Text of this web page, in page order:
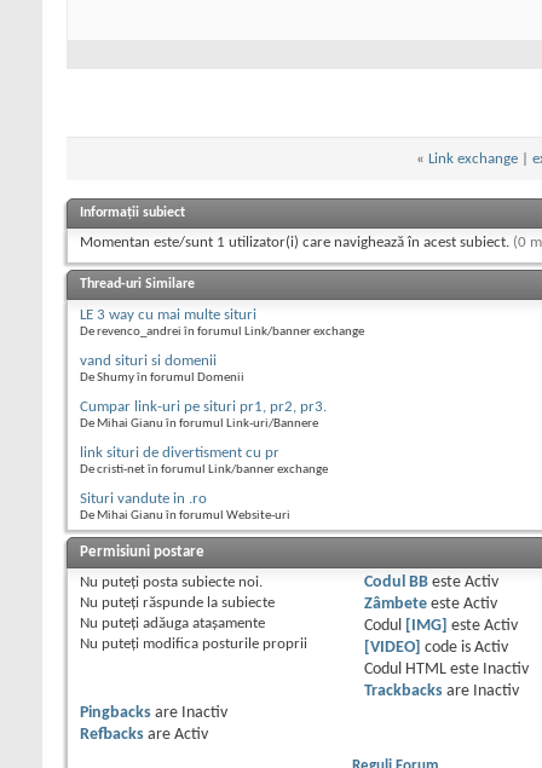
« Link exchange
Informații subiect
Momentan este/sunt 1 utilizator(i) care navighează în acest subiect. (0
Thread-uri Similare
LE 3 way cu mai multe situri
De revenco_andrei în forumul Link/banner exchange
vand situri si domenii
De Shumy în forumul Domenii
Cumpar link-uri pe situri pr1, pr2, pr3.
De Mihai Gianu în forumul Link-uri/Bannere
link situri de divertisment cu pr
De cristi-net în forumul Link/banner exchange
Situri vandute in .ro
De Mihai Gianu în forumul Website-uri
Permisiuni postare
Nu puteţi posta subiecte noi.
Nu puteţi răspunde la subiecte
Nu puteţi adăuga ataşamente
Nu puteţi modifica posturile proprii
Codul BBeste Activ
Zâmbeteeste Activ
Codul
[IMG] este Activ
[VIDEO]
code is Activ
Codul HTML este
Inactiv
Trackbacksare
Inactiv
Pingbacks are
Inactiv
Refbacks are Activ